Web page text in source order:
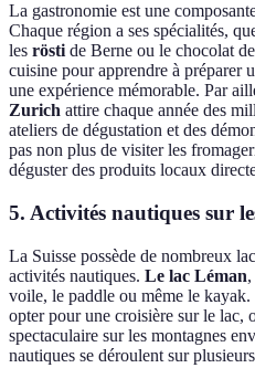
La gastronomie est une
Chaque région a ses spécialités,
les rösti de Berne ou le chocolat
cuisine pour apprendre à préparer
une expérience mémorable. Par
Zurich attire chaque année des
ateliers de dégustation et des
pas non plus de visiter les
déguster des produits locaux
5. Activités nautiques sur
La Suisse possède de nombreux
activités nautiques. Le lac Léman
voile, le paddle ou même le
opter pour une croisière sur le lac,
spectaculaire sur les montagnes
nautiques se déroulent sur